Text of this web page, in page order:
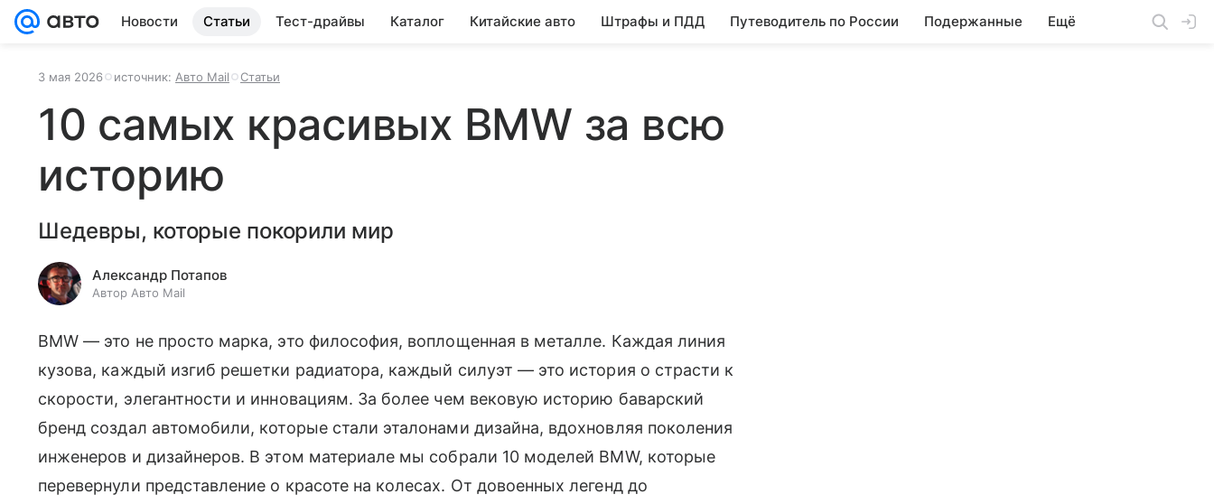
Новости Статьи Тест-драйвы Каталог Китайские авто Штрафы и ПДД Путеводитель по России Подержанные Ещё
3 мая 2026 источник: Авто Mail Статьи
10 самых красивых BMW за всю
историю
Шедевры, которые покорили мир
Александр Потапов
Автор Авто Mail
BMW — это не просто марка, это философия, воплощенная в металле. Каждая линия
кузова, каждый изгиб решетки радиатора, каждый силуэт — это история о страсти к
скорости, элегантности и инновациям. За более чем вековую историю баварский
бренд создал автомобили, которые стали эталонами дизайна, вдохновляя поколения
инженеров и дизайнеров. В этом материале мы собрали 10 моделей BMW, которые
перевернули представление о красоте на колесах. От довоенных легенд до